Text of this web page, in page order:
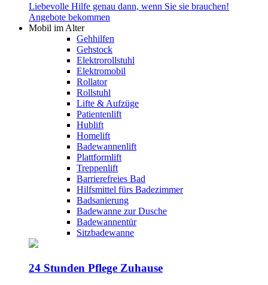
Liebevolle Hilfe genau dann, wenn Sie sie brauchen!
Angebote bekommen
Mobil im Alter
Gehhilfen
Gehstock
Elektrorollstuhl
Elektromobil
Rollator
Rollstuhl
Lifte & Aufzüge
Patientenlift
Hublift
Homelift
Badewannenlift
Plattformlift
Treppenlift
Barrierefreies Bad
Hilfsmittel fürs Badezimmer
Badsanierung
Badewanne zur Dusche
Badewannentür
Sitzbadewanne
24 Stunden Pflege Zuhause